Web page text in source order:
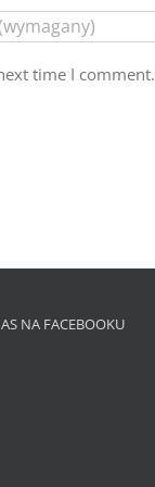
time I comment.
NA FACEBOOKU